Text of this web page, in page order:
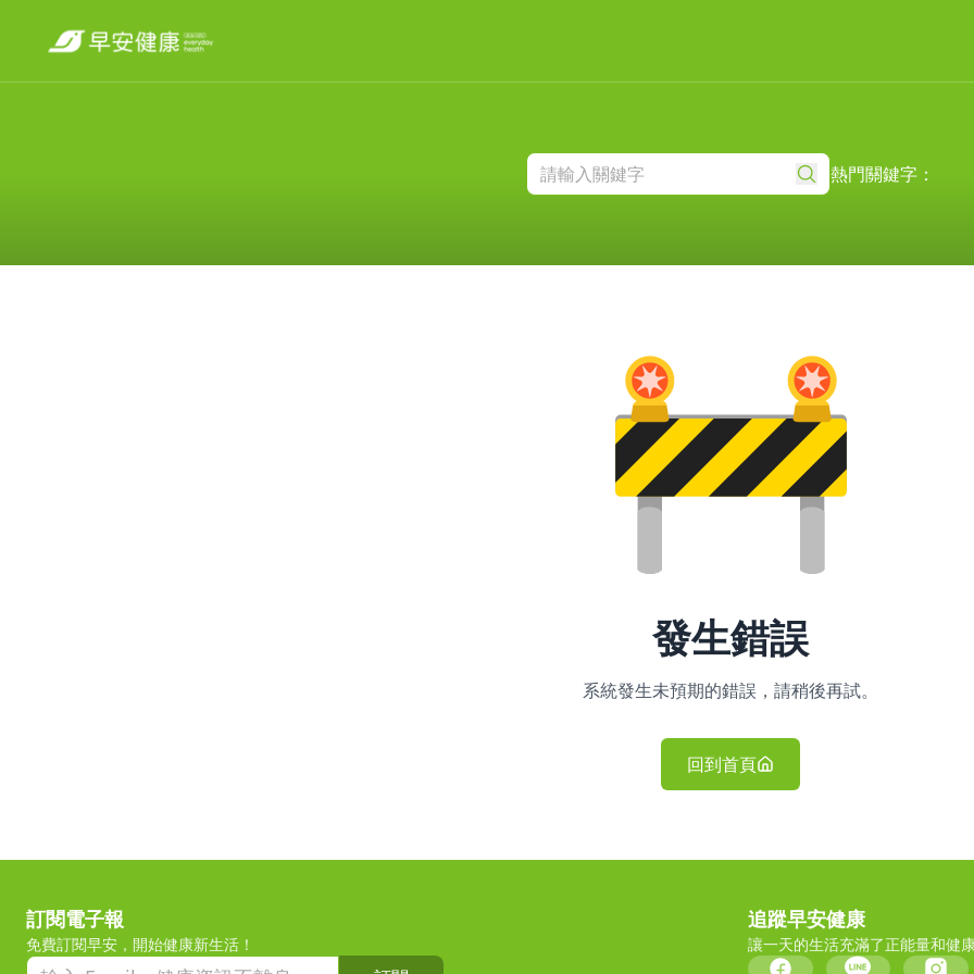
熱門關鍵字：
發生錯誤
系統發生未預期的錯誤，請稍後再試。
回到首頁
訂閱電子報
免費訂閱早安，開始健康新生活！
追蹤早安健康
讓一天的生活充滿了正能量和健